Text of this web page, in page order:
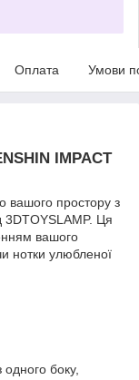
Оплата Умови
IMPACT
вашого простору з
3DTOYSLAMP. Ця
вашого
нотки улюбленої
боку,